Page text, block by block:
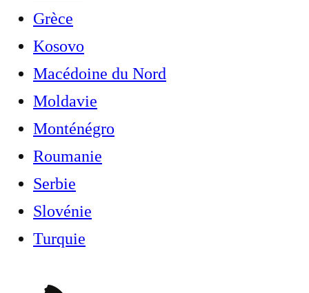
Grèce
Kosovo
Macédoine du Nord
Moldavie
Monténégro
Roumanie
Serbie
Slovénie
Turquie